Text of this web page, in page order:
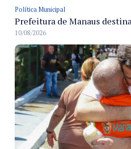
Política Municipal
10/08/2026